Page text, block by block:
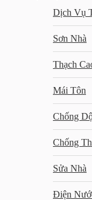
Dịch Vụ
Sơn Nhà
Thạch
Mái Tôn
Chống
Chống
Sửa Nhà
Điện